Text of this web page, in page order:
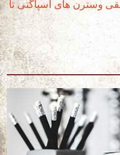
وسترن های اسپاگتی تا